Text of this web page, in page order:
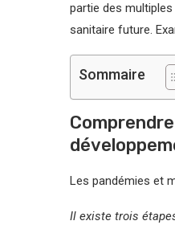
partie des
sanitaire future.
Sommaire
Les pandémies et
Il existe trois